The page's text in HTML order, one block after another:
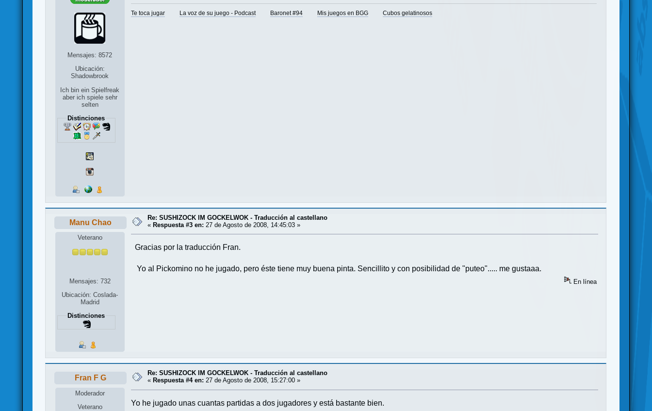
Mensajes: 8572
Ubicación:
Shadowbrook
Ich bin ein Spielfreak
aber ich spiele sehr
selten
Distinciones
Te toca jugar La voz de su juego - Podcast Baronet #94 Mis juegos en BGG Cubos gelatinosos
Manu Chao
Veterano
Mensajes: 732
Ubicación: Coslada-
Madrid
Distinciones
Re: SUSHIZOCK IM GOCKELWOK - Traducción al castellano
«Respuesta #3 en: 27 de Agosto de 2008, 14:45:03 »
Gracias por la traducción Fran.
Yo al Pickomino no he jugado, pero éste tiene muy buena pinta. Sencillito y con posibilidad de "puteo"..... me gustaaa.
En línea
Fran F G
Moderador
Veterano
Re: SUSHIZOCK IM GOCKELWOK - Traducción al castellano
« Respuesta #4 en: 27 de Agosto de 2008, 15:27:00 »
Yo he jugado unas cuantas partidas a dos jugadores y está bastante bien.